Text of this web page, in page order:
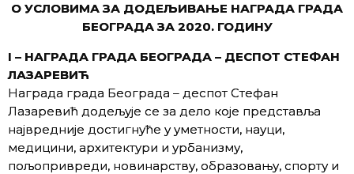
О УСЛОВИМА ЗА ДОДЕЉИВАЊЕ НАГРАДА ГРАДА
БЕОГРАДА ЗА 2020. ГОДИНУ
I – НАГРАДА ГРАДА БЕОГРАДА – ДЕСПОТ СТЕФАН
ЛАЗАРЕВИЋ
Награда града Београда – деспот Стефан
Лазаревић додељује се за дело које представља
највредније достигнуће у уметности, науци,
медицини, архитектури и урбанизму,
пољопривреди, новинарству, образовању, спорту и